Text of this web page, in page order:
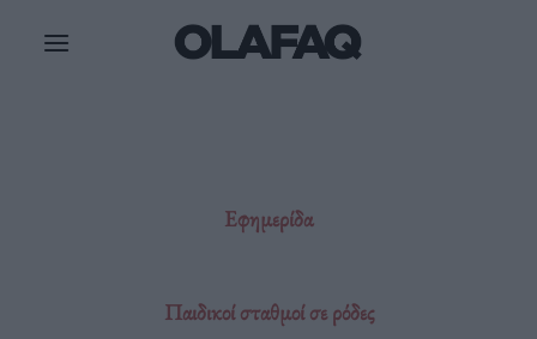
Εφημερίδα
Παιδικοί σταθμοί σε ρόδες